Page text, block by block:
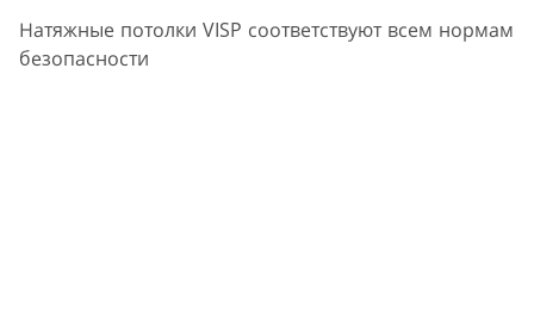
Натяжные потолки VISP соответствуют всем нормам
безопасности